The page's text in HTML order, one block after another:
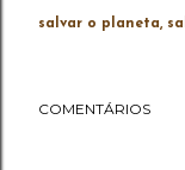
salvar o planeta
COMENTÁRIOS